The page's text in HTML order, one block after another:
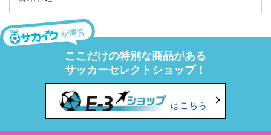
が運営
ここだけの特別な商品がある
サッカーセレクトショップ！
はこちら